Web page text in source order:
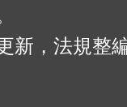
新，法規整